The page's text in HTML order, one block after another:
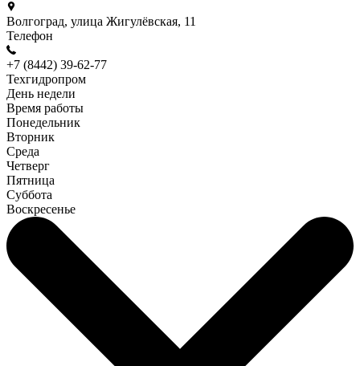
Волгоград, улица Жигулёвская, 11
Телефон
+7 (8442) 39-62-77
Техгидропром
День недели
Время работы
Понедельник
Вторник
Среда
Четверг
Пятница
Суббота
Воскресенье